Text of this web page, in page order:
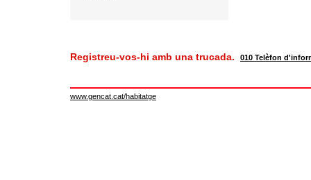
Registreu-vos-hi amb una trucada. 010 Telèfon
www.gencat.cat/habitatge